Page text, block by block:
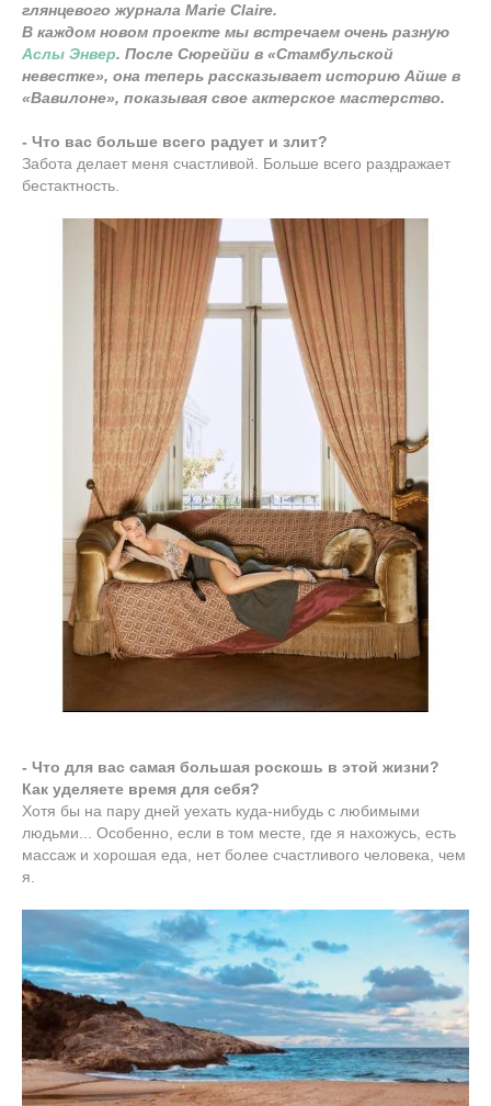
глянцевого журнала Marie Claire.
В каждом новом проекте мы встречаем очень разную
Аслы Энвер. После Сюреййи в «Стамбульской
невестке», она теперь рассказывает историю Айше в
«Вавилоне», показывая свое актерское мастерство.
- Что вас больше всего радует и злит?
Забота делает меня счастливой. Больше всего раздражает
бестактность.
- Что для вас самая большая роскошь в этой жизни?
Как уделяете время для себя?
Хотя бы на пару дней уехать куда-нибудь с любимыми
людьми... Особенно, если в том месте, где я нахожусь, есть
массаж и хорошая еда, нет более счастливого человека, чем
я.